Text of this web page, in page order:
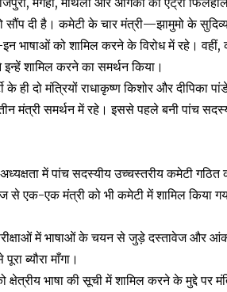
सौंप दी है। कमेटी के चार मंत्री—झामुमो के
भाषाओं को शामिल करने के विरोध में रहे।
शामिल करने का समर्थन किया।
के ही दो मंत्रियों राधाकृष्ण किशोर और दीपिका
मंत्री समर्थन में रहे। इससे पहले बनी पांच
में पांच सदस्यीय उच्चस्तरीय कमेटी गठित
एक-एक मंत्री को भी कमेटी में शामिल किया
में भाषाओं के चयन से जुड़े दस्तावेज और
ब्यौरा माँगा।
भाषा की सूची में शामिल करने के मुद्दे पर